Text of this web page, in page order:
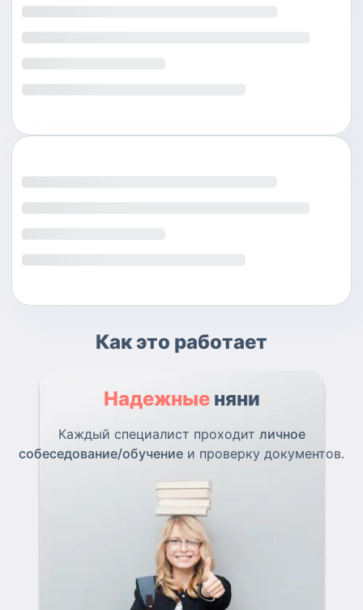
Как это работает
Надежные няни
Каждый специалист проходит личное
собеседование/обучение и проверку документов.